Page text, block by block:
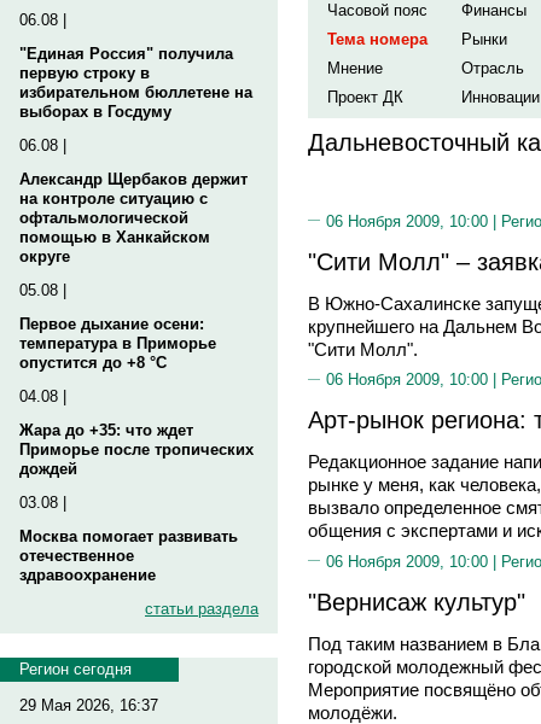
06.08 |
"Единая Россия" получила
первую строку в
избирательном бюллетене на
выборах в Госдуму
06.08 |
Александр Щербаков держит
на контроле ситуацию с
офтальмологической
помощью в Ханкайском
округе
05.08 |
Первое дыхание осени:
температура в Приморье
опустится до +8 °C
04.08 |
Жара до +35: что ждет
Приморье после тропических
дождей
03.08 |
Москва помогает развивать
отечественное
здравоохранение
статьи раздела
Регион сегодня
29 Мая 2026, 16:37
Часовой пояс
Финансы
Тема номера
Рынки
Мнение
Отрасль
Проект ДК
Инновации
Дальневосточный
06 Ноября 2009, 10:00 |
"Сити Молл" –
В Южно-Сахалинске
крупнейшего на Дальнем
"Сити Молл".
06 Ноября 2009, 10:00 |
Арт-рынок региона:
Редакционное задание
рынке у меня, как
вызвало определенное
общения с экспертами и
06 Ноября 2009, 10:00 |
"Вернисаж культур"
Под таким названием в
городской молодежный
Мероприятие посвящёно
молодёжи.